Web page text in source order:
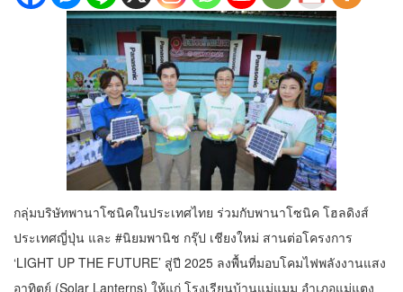
กลุ่มบริษัทพานาโซนิคในประเทศไทย ร่วมกับพานาโซนิค โฮลดิงส์
ประเทศญี่ปุ่น และ #นิยมพานิช กรุ๊ป เชียงใหม่ สานต่อโครงการ
‘LIGHT UP THE FUTURE’ สู่ปี 2025 ลงพื้นที่มอบโคมไฟพลังงานแสง
อาทิตย์ (Solar Lanterns) ให้แก่ โรงเรียนบ้านแม่แมม อำเภอแม่แตง